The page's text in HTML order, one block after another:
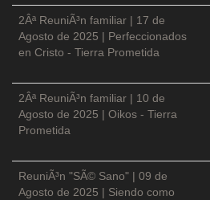
2Âª ReuniÃ³n familiar | 17 de
Agosto de 2025 | Perfeccionados
en Cristo - Tierra Prometida
2Âª ReuniÃ³n familiar | 10 de
Agosto de 2025 | Oikos - Tierra
Prometida
ReuniÃ³n "SÃ© Sano" | 09 de
Agosto de 2025 | Siendo como